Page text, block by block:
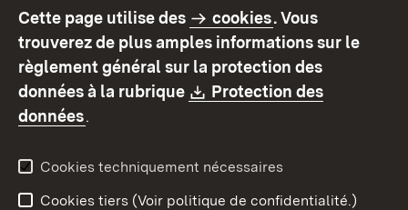
Mode d'emploi
Déclaration sur
l'accessibilité
Contact
Signaler un lien brisé
Cette page utilise des cookies. Vous
trouverez de plus amples informations sur le
règlement général sur la protection des
données à la rubrique
Download:
Protection des
données.
Cookies techniquement nécessaires
Cookies tiers (Voir politique de confidentialité.)